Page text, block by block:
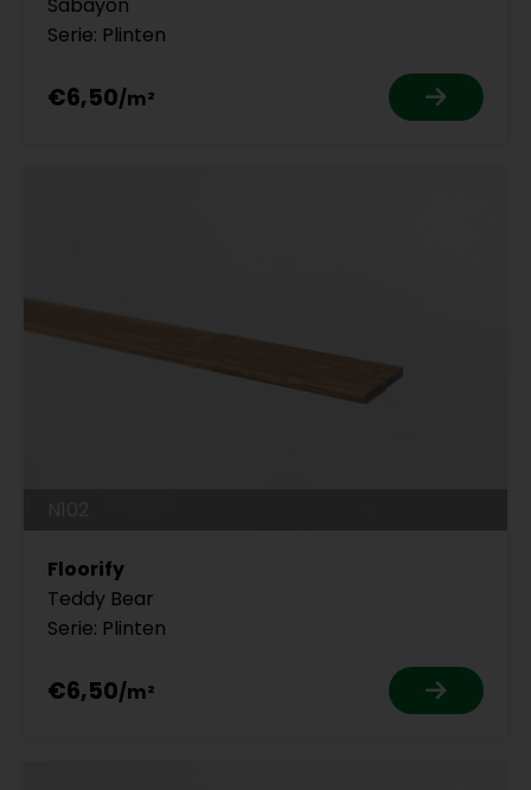
Serie: Plinten
€6,50
Floorify
Teddy Bear
Serie: Plinten
€6,50